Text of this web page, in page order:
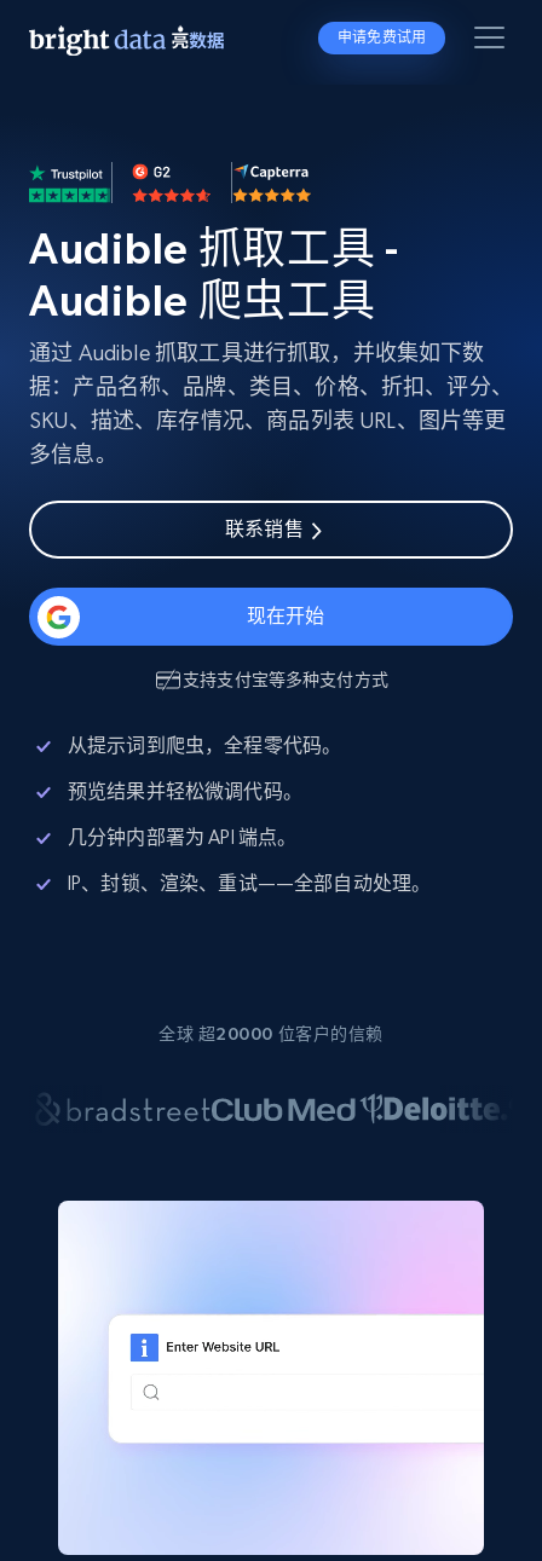
申请免费试用
Audible 抓取工具 -
Audible 爬虫工具
通过 Audible 抓取工具进行抓取，并收集如下数
据：产品名称、品牌、类目、价格、折扣、评分、
SKU、描述、库存情况、商品列表 URL、图片等更
多信息。
联系销售
现在开始
支持支付宝等多种支付方式
从提示词到爬虫，全程零代码。
预览结果并轻松微调代码。
几分钟内部署为 API 端点。
IP、封锁、渲染、重试——全部自动处理。
全球 超20000 位客户的信赖